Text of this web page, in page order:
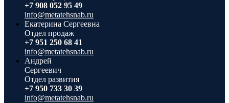
+7 908 052 95 49
info@metatehsnab.ru
Екатерина Сергеевна
Отдел продаж
+7 951 250 68 41
info@metatehsnab.ru
Андрей
Сергеевич
Отдел развития
+7 950 733 30 39
info@metatehsnab.ru